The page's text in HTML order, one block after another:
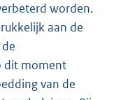
worden.
aan de
dit moment
van de